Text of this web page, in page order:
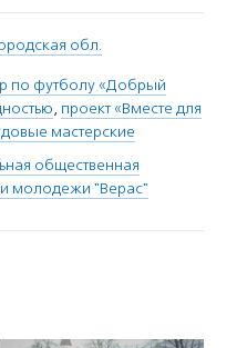
обл.
по футболу «Добрый
, проект «Вместе для
мастерские
общественная
молодежи "Верас"